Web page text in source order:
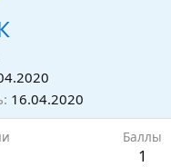
16.04.2020
Баллы
1